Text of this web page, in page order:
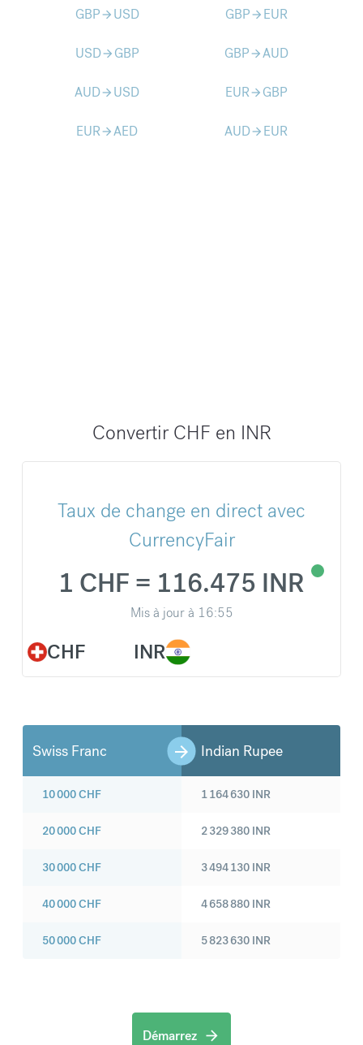
GBParrow_forward USD GBParrow_forward EUR
USDarrow_forward GBP GBParrow_forwardAUD
AUDarrow_forward USD EURarrow_forward GBP
EURarrow_forwardAED AUDarrow_forward EUR
Convertir CHF en INR
Taux de change en direct avec
CurrencyFair
CHF
1 CHF = 116.475 INR
Mis à jour à 16:55
INR
Swiss Franc Indian Rupee
10 000CHF
20 000CHF
30 000CHF
40 000CHF
50 000CHF
1 164 630 INR
2 329 380 INR
3 494 130 INR
4 658 880 INR
5 823 630 INR
Démarrez